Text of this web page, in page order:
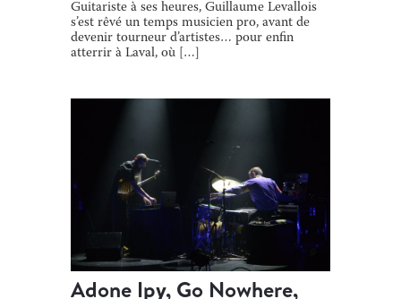
Guitariste à ses heures, Guillaume Levallois
s’est rêvé un temps musicien pro, avant de
devenir tourneur d’artistes… pour enfin
atterrir à Laval, où […]
Adone Ipy, Go Nowhere,